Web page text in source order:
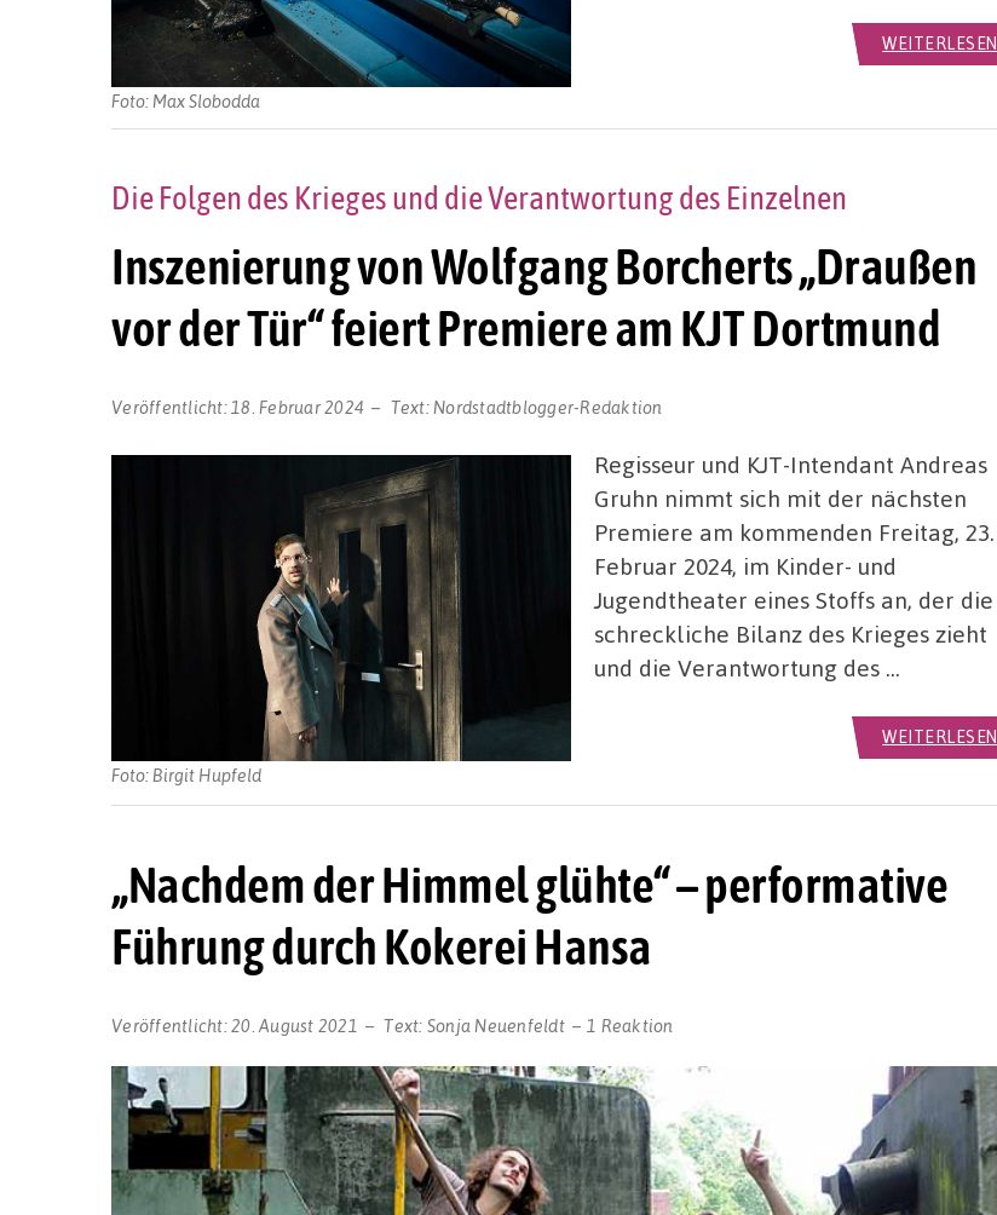
Foto: Max Slobodda
WEITERLESEN
Inszenierung von Wolfgang Borcherts „Draußen
vor der Tür“ feiert Premiere am KJT Dortmund
Die Folgen des Krieges und die Verantwortung des Einzelnen
Veröffentlicht: 18. Februar 2024 Text: Nordstadtblogger-Redaktion
Foto: Birgit Hupfeld
Regisseur und KJT-Intendant Andreas
Gruhn nimmt sich mit der nächsten
Premiere am kommenden Freitag, 23.
Februar 2024, im Kinder- und
Jugendtheater eines Stoffs an, der die
schreckliche Bilanz des Krieges zieht
und die Verantwortung des …
WEITERLESEN
„Nachdem der Himmel glühte“ – performative
Führung durch Kokerei Hansa
Veröffentlicht:20. August 2021 Text: Sonja Neuenfeldt 1 Reaktion